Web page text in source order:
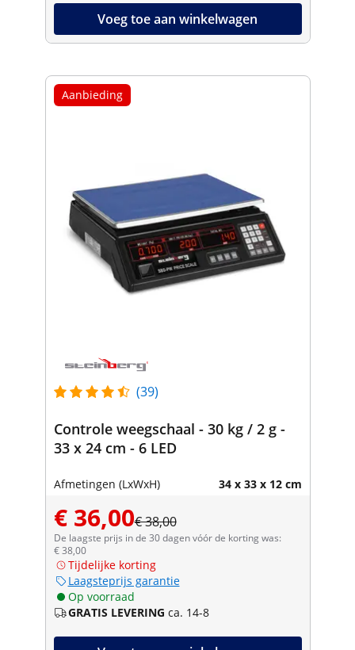
Voeg toe aan winkelwagen
Aanbieding
(39)
Controle weegschaal - 30 kg / 2 g -
33 x 24 cm - 6 LED
Afmetingen (LxWxH) 34 x 33 x 12 cm
€ 36,00€ 38,00
De laagste prijs in de 30 dagen vóór de korting was:
€ 38,00
Tijdelijke korting
Laagsteprijs garantie
Op voorraad
GRATIS LEVERING ca. 14-8